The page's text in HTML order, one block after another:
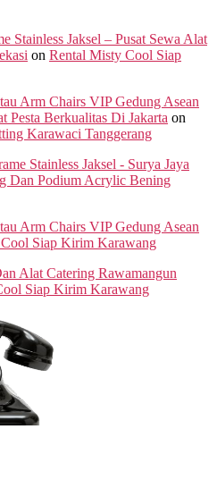
Stainless Jaksel – Pusat Sewa Alat
on Rental Misty Cool Siap
Arm Chairs VIP Gedung Asean
Pesta Berkualitas Di Jakarta on
Karawaci Tanggerang
Stainless Jaksel - Surya Jaya
Dan Podium Acrylic Bening
Arm Chairs VIP Gedung Asean
Siap Kirim Karawang
Alat Catering Rawamangun
Siap Kirim Karawang